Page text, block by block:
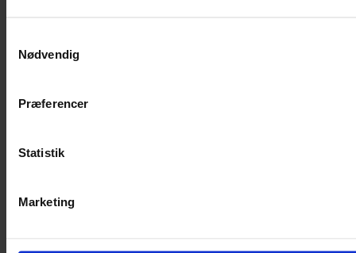
Nødvendig
Præferencer
Statistik
Marketing
Dette er ikke legetøj. Må ikke anvendes til spædbørn eller
små børn. Opbevares utilgængeligt for børn.